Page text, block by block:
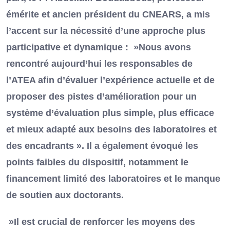
émérite et ancien président du CNEARS, a mis
l’accent sur la nécessité d’une approche plus
participative et dynamique : »Nous avons
rencontré aujourd’hui les responsables de
l’ATEA afin d’évaluer l’expérience actuelle et de
proposer des pistes d’amélioration pour un
système d’évaluation plus simple, plus efficace
et mieux adapté aux besoins des laboratoires et
des encadrants ». Il a également évoqué les
points faibles du dispositif, notamment le
financement limité des laboratoires et le manque
de soutien aux doctorants.
»Il est crucial de renforcer les moyens des